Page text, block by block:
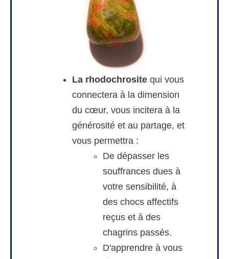
La rhodochrosite qui vous
connectera à la dimension
du cœur, vous incitera à la
générosité et au partage, et
vous permettra :
De dépasser les
souffrances dues à
votre sensibilité, à
des chocs affectifs
reçus et à des
chagrins passés.
D'apprendre à vous